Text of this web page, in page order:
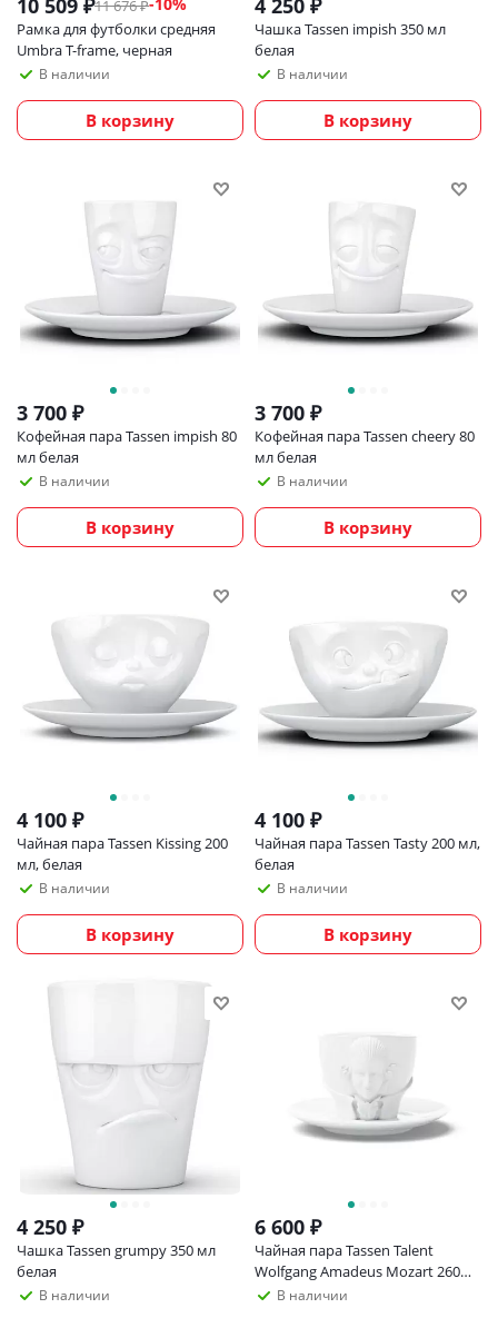
10 509 ₽11 676₽
Рамка для футболки средняя
Umbra T-frame, черная
В наличии
В корзину
4 250 ₽
Чашка Tassen impish 350 мл
белая
В наличии
В корзину
3 700 ₽
Кофейная пара Tassen impish 80
мл белая
В наличии
В корзину
3 700 ₽
Кофейная пара Tassen cheery 80
мл белая
В наличии
В корзину
4 100 ₽
Чайная пара Tassen Kissing 200
мл, белая
В наличии
В корзину
4 100 ₽
Чайная пара Tassen Tasty 200 мл,
белая
В наличии
В корзину
4 250 ₽
Чашка Tassen grumpy 350 мл
белая
В наличии
6 600 ₽
Чайная пара Tassen Talent
Wolfgang Amadeus Mozart 260
мл, белая
В наличии